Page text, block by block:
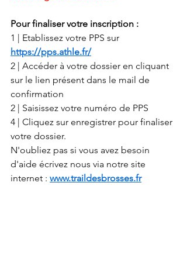
Pour finaliser votre inscription :
1 | Etablissez votre PPS sur
https://pps.athle.fr/
2 | Accéder à votre dossier en cliquant
sur le lien présent dans le mail de
confirmation
2 | Saisissez votre numéro de PPS
4 | Cliquez sur enregistrer pour finaliser
votre dossier.
N'oubliez pas si vous avez besoin
d'aide écrivez nous via notre site
internet : www.traildesbrosses.fr